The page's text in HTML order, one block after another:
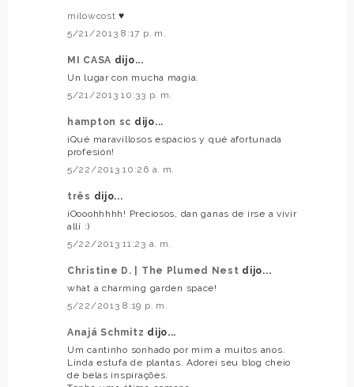
milowcost ♥
5/21/2013 8:17 p. m.
MI CASA dijo...
Un lugar con mucha magia.
5/21/2013 10:33 p. m.
hampton sc dijo...
¡Qué maravillosos espacios y qué afortunada
profesión!
5/22/2013 10:26 a. m.
três dijo...
¡Oooohhhhh! Preciosos, dan ganas de irse a vivir
allí :)
5/22/2013 11:23 a. m.
Christine D. | The Plumed Nest dijo...
what a charming garden space!
5/22/2013 8:19 p. m.
Anajá Schmitz dijo...
Um cantinho sonhado por mim a muitos anos.
Linda estufa de plantas. Adorei seu blog cheio
de belas inspirações.